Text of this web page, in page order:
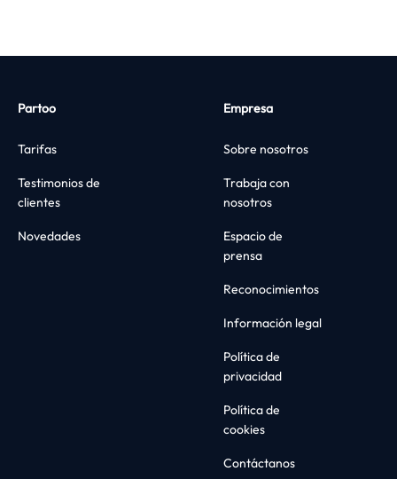
Partoo
Tarifas
Testimonios de
clientes
Novedades
Empresa
Sobre nosotros
Trabaja con
nosotros
Espacio de
prensa
Reconocimientos
Información legal
Política de
privacidad
Política de
cookies
Contáctanos